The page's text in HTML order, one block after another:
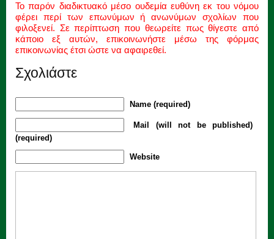
Το παρόν διαδικτυακό μέσο ουδεμία ευθύνη εκ του νόμου
φέρει περί των επωνύμων ή ανωνύμων σχολίων που
φιλοξενεί. Σε περίπτωση που θεωρείτε πως θίγεστε από
κάποιο εξ αυτών, επικοινωνήστε μέσω της φόρμας
επικοινωνίας έτσι ώστε να αφαιρεθεί.
Σχολιάστε
Name (required)
Mail (will not be published)
(required)
Website